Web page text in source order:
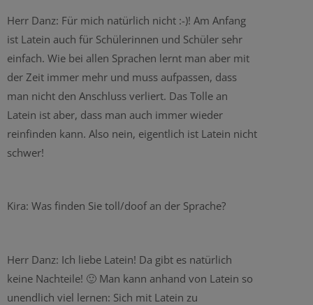
Herr Danz: Für mich natürlich nicht :-)! Am Anfang
ist Latein auch für Schülerinnen und Schüler sehr
einfach. Wie bei allen Sprachen lernt man aber mit
der Zeit immer mehr und muss aufpassen, dass
man nicht den Anschluss verliert. Das Tolle an
Latein ist aber, dass man auch immer wieder
reinfinden kann. Also nein, eigentlich ist Latein nicht
schwer!
Kira: Was finden Sie toll/doof an der Sprache?
Herr Danz: Ich liebe Latein! Da gibt es natürlich
keine Nachteile! 🙂 Man kann anhand von Latein so
unendlich viel lernen: Sich mit Latein zu